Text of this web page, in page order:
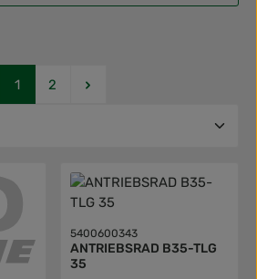
Seite
1 Seite
2
5400600343
ANTRIEBSRAD B35-TLG
35